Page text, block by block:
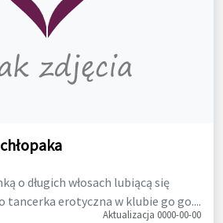
o długich włosach lubiącą się
tancerka erotyczna w klubie go go....
Aktualizacja 0000-00-00